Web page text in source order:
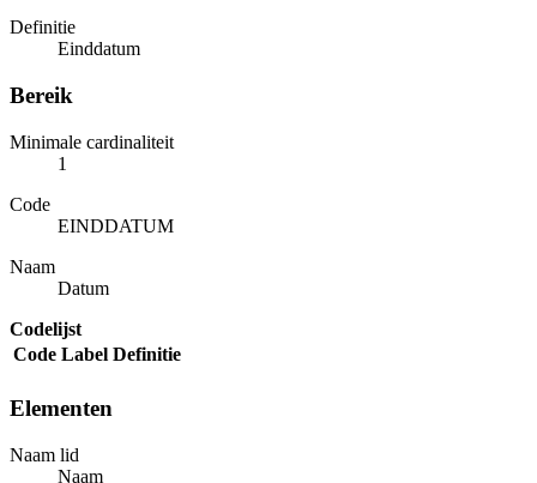
Definitie
Einddatum
Bereik
Minimale cardinaliteit
1
Code
EINDDATUM
Naam
Datum
Codelijst
Code Label Definitie
Elementen
Naam lid
Naam